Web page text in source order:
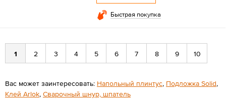
Быстрая покупка
1 2 3 4 5 6 7 8 9 10
Вас может заинтересовать: Напольный плинтус, Подложка Solid,
Клей Arlok, Сварочный шнур, шпатель